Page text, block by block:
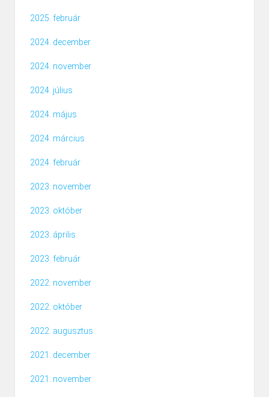
2025. február
2024. december
2024. november
2024. július
2024. május
2024. március
2024. február
2023. november
2023. október
2023. április
2023. február
2022. november
2022. október
2022. augusztus
2021. december
2021. november